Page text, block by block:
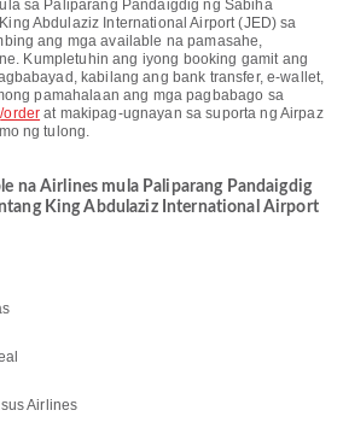
sa Paliparang Pandaigdig ng Sabiha
Abdulaziz International Airport (JED) sa
ang mga available na pamasahe,
Kumpletuhin ang iyong booking gamit ang
kabilang ang bank transfer, e-wallet,
pamahalaan ang mga pagbabago sa
/order at makipag-ugnayan sa suporta ng Airpaz
ng tulong.
na Airlines mula Paliparang Pandaigdig
King Abdulaziz International Airport
Airlines